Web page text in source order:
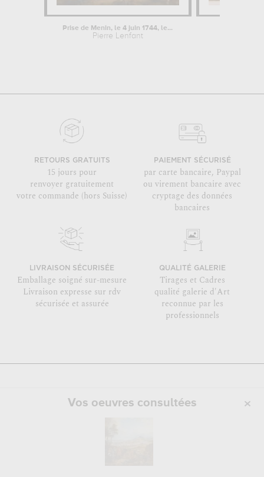
Prise de Menin, le 4 juin 1744, le...
Pierre Lenfant
RETOURS GRATUITS
15 jours pour
renvoyer gratuitement
votre commande (hors Suisse)
PAIEMENT SÉCURISÉ
par carte bancaire, Paypal
ou virement bancaire avec
cryptage des données
bancaires
LIVRAISON SÉCURISÉE
Emballage soigné sur-mesure
Livraison expresse sur rdv
sécurisée et assurée
QUALITÉ GALERIE
Tirages et Cadres
qualité galerie d'Art
reconnue par les
professionnels
Vos oeuvres consultées